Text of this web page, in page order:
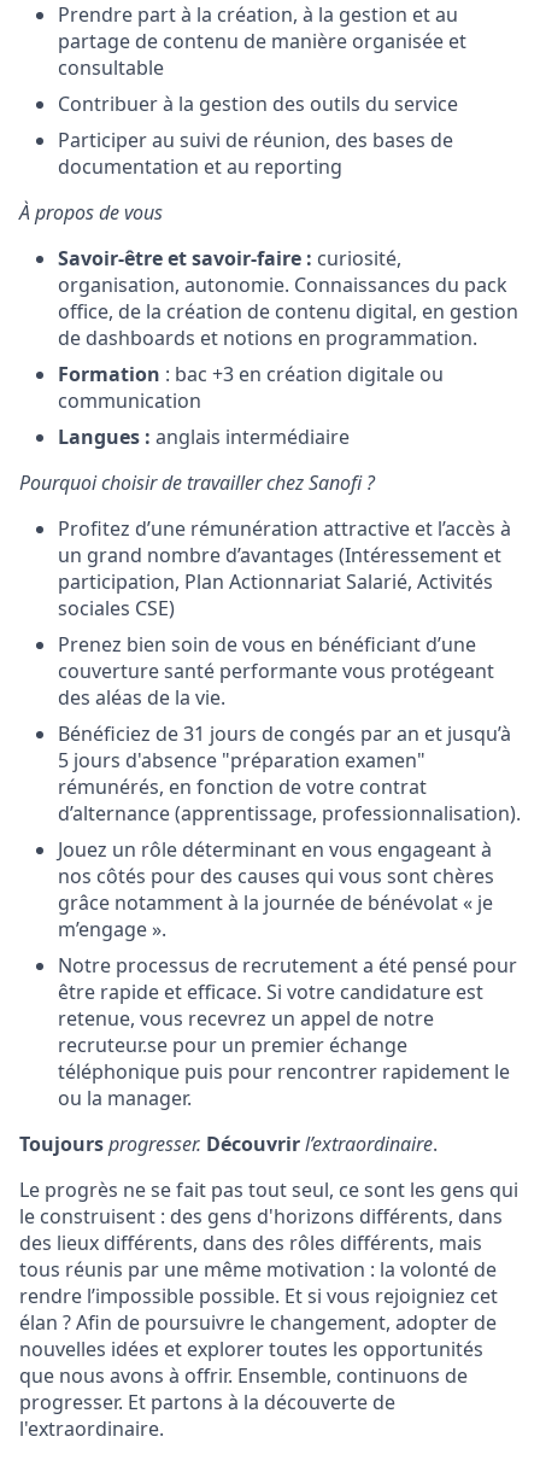
Prendre part à la création, à la gestion et au
partage de contenu de manière organisée et
consultable
Contribuer à la gestion des outils du service
Participer au suivi de réunion, des bases de
documentation et au reporting
À propos de vous
Savoir-être et savoir-faire : curiosité,
organisation, autonomie. Connaissances du pack
office, de la création de contenu digital, en gestion
de dashboards et notions en programmation.
Formation : bac +3 en création digitale ou
communication
Langues : anglais intermédiaire
Pourquoi choisir de travailler chez Sanofi ?
Profitez d’une rémunération attractive et l’accès à
un grand nombre d’avantages (Intéressement et
participation, Plan Actionnariat Salarié, Activités
sociales CSE)
Prenez bien soin de vous en bénéficiant d’une
couverture santé performante vous protégeant
des aléas de la vie.
Bénéficiez de 31 jours de congés par an et jusqu’à
5 jours d'absence "préparation examen"
rémunérés, en fonction de votre contrat
d’alternance (apprentissage, professionnalisation).
Jouez un rôle déterminant en vous engageant à
nos côtés pour des causes qui vous sont chères
grâce notamment à la journée de bénévolat « je
m’engage ».
Notre processus de recrutement a été pensé pour
être rapide et efficace. Si votre candidature est
retenue, vous recevrez un appel de notre
recruteur.se pour un premier échange
téléphonique puis pour rencontrer rapidement le
ou la manager.
Toujoursprogresser. Découvrirl’extraordinaire.
Le progrès ne se fait pas tout seul, ce sont les gens qui
le construisent : des gens d'horizons différents, dans
des lieux différents, dans des rôles différents, mais
tous réunis par une même motivation : la volonté de
rendre l’impossible possible. Et si vous rejoigniez cet
élan ? Afin de poursuivre le changement, adopter de
nouvelles idées et explorer toutes les opportunités
que nous avons à offrir. Ensemble, continuons de
progresser. Et partons à la découverte de
l'extraordinaire.